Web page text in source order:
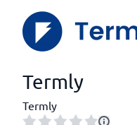
Termly
Termly